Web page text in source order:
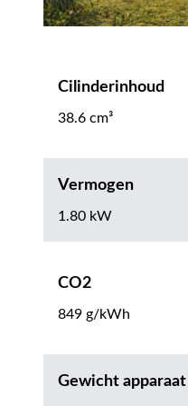
Cilinderinhoud
38.6 cm³
Vermogen
1.80 kW
CO2
849 g/kWh
Gewicht